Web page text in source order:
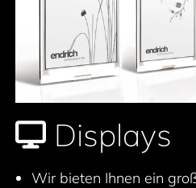
Displays
Wir bieten Ihnen ein